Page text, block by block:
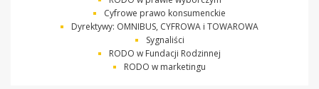
Cyfrowe prawo konsumenckie
Dyrektywy: OMNIBUS, CYFROWA i TOWAROWA
Sygnaliści
RODO w Fundacji Rodzinnej
RODO w marketingu